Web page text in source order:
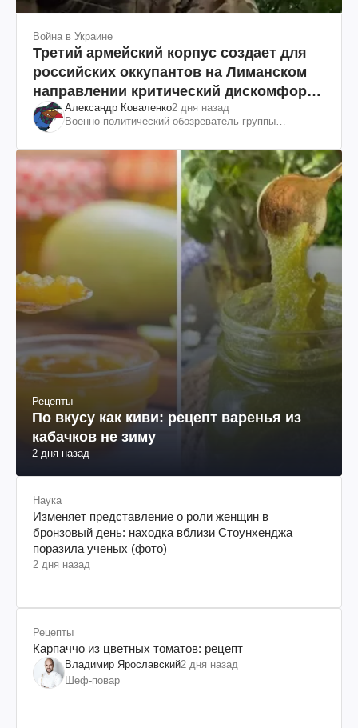
Война в Украине
Третий армейский корпус создает для
российских оккупантов на Лиманском
направлении критический дискомфорт:
как это удалось
Александр Коваленко2 дня назад
Военно-политический обозреватель группы
Рецепты
По вкусу как киви: рецепт варенья из
кабачков не зиму
2 дня назад
Наука
Изменяет представление о роли женщин в
бронзовый день: находка вблизи Стоунхенджа
поразила ученых (фото)
2 дня назад
Рецепты
Карпаччо из цветных томатов: рецепт
Владимир Ярославский2 дня назад
Шеф-повар